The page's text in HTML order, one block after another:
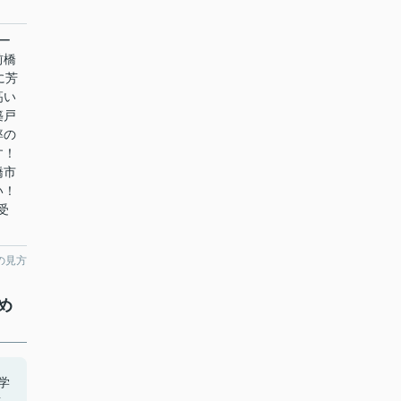
橋
芳
い
戸
の
市
見方